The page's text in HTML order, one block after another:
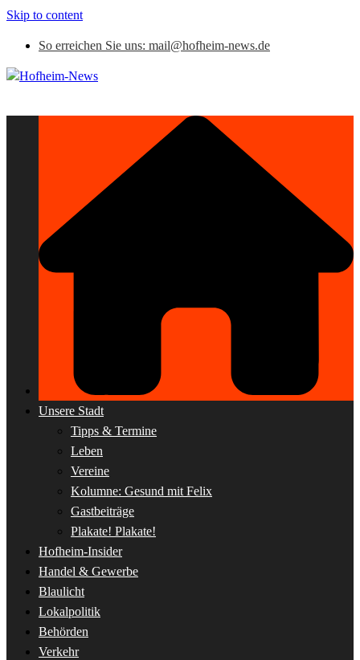
Skip to content
So erreichen Sie uns: mail@hofheim-news.de
Unsere Stadt
Tipps & Termine
Leben
Vereine
Kolumne: Gesund mit Felix
Gastbeiträge
Plakate! Plakate!
Hofheim-Insider
Handel & Gewerbe
Blaulicht
Lokalpolitik
Behörden
Verkehr